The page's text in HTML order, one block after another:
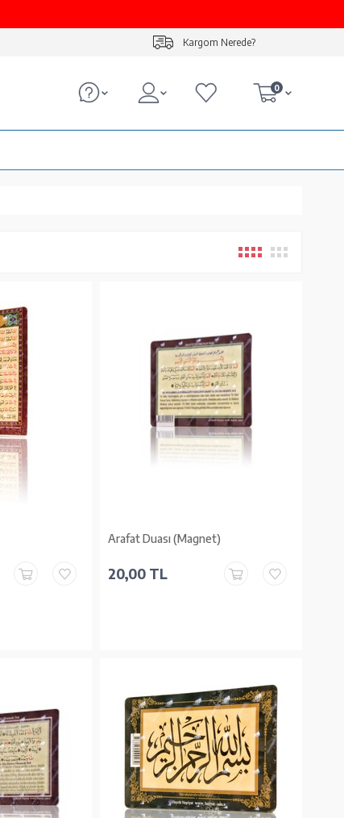
Kargom Nerede?
0
Arafat Duası (Magnet)
20,00 TL